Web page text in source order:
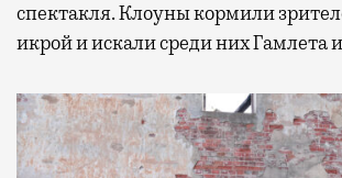
спектакля. Клоуны кормили
икрой и искали среди них Гамлета